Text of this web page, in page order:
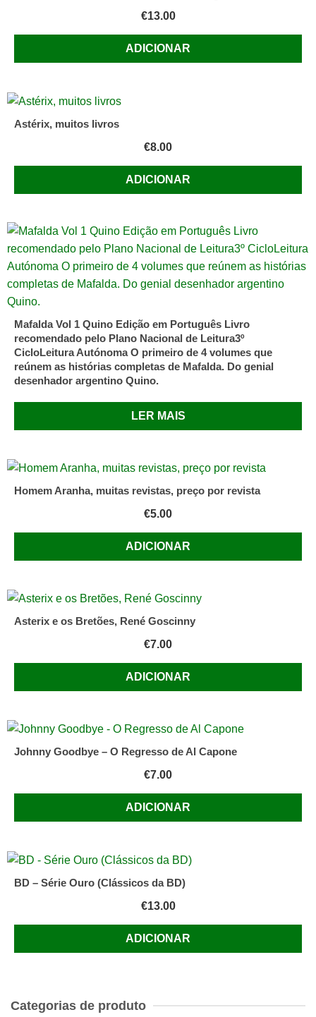
€13.00
ADICIONAR
Astérix, muitos livros
€8.00
ADICIONAR
Mafalda Vol 1 Quino Edição em Português Livro
recomendado pelo Plano Nacional de Leitura3º
CicloLeitura Autónoma O primeiro de 4 volumes que
reúnem as histórias completas de Mafalda. Do genial
desenhador argentino Quino.
LER MAIS
Homem Aranha, muitas revistas, preço por revista
€5.00
ADICIONAR
Asterix e os Bretões, René Goscinny
€7.00
ADICIONAR
Johnny Goodbye – O Regresso de Al Capone
€7.00
ADICIONAR
BD – Série Ouro (Clássicos da BD)
€13.00
ADICIONAR
Categorias de produto